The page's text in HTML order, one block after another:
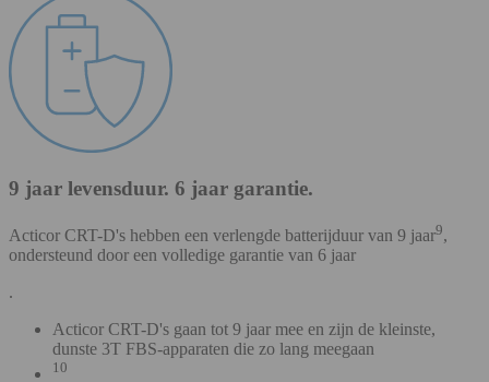
9 jaar levensduur. 6 jaar garantie.
Acticor CRT-D's hebben een verlengde batterijduur van 9 jaar9,
ondersteund door een volledige garantie van 6 jaar
.
Acticor CRT-D's gaan tot 9 jaar mee en zijn de kleinste,
dunste 3T FBS-apparaten die zo lang meegaan
10